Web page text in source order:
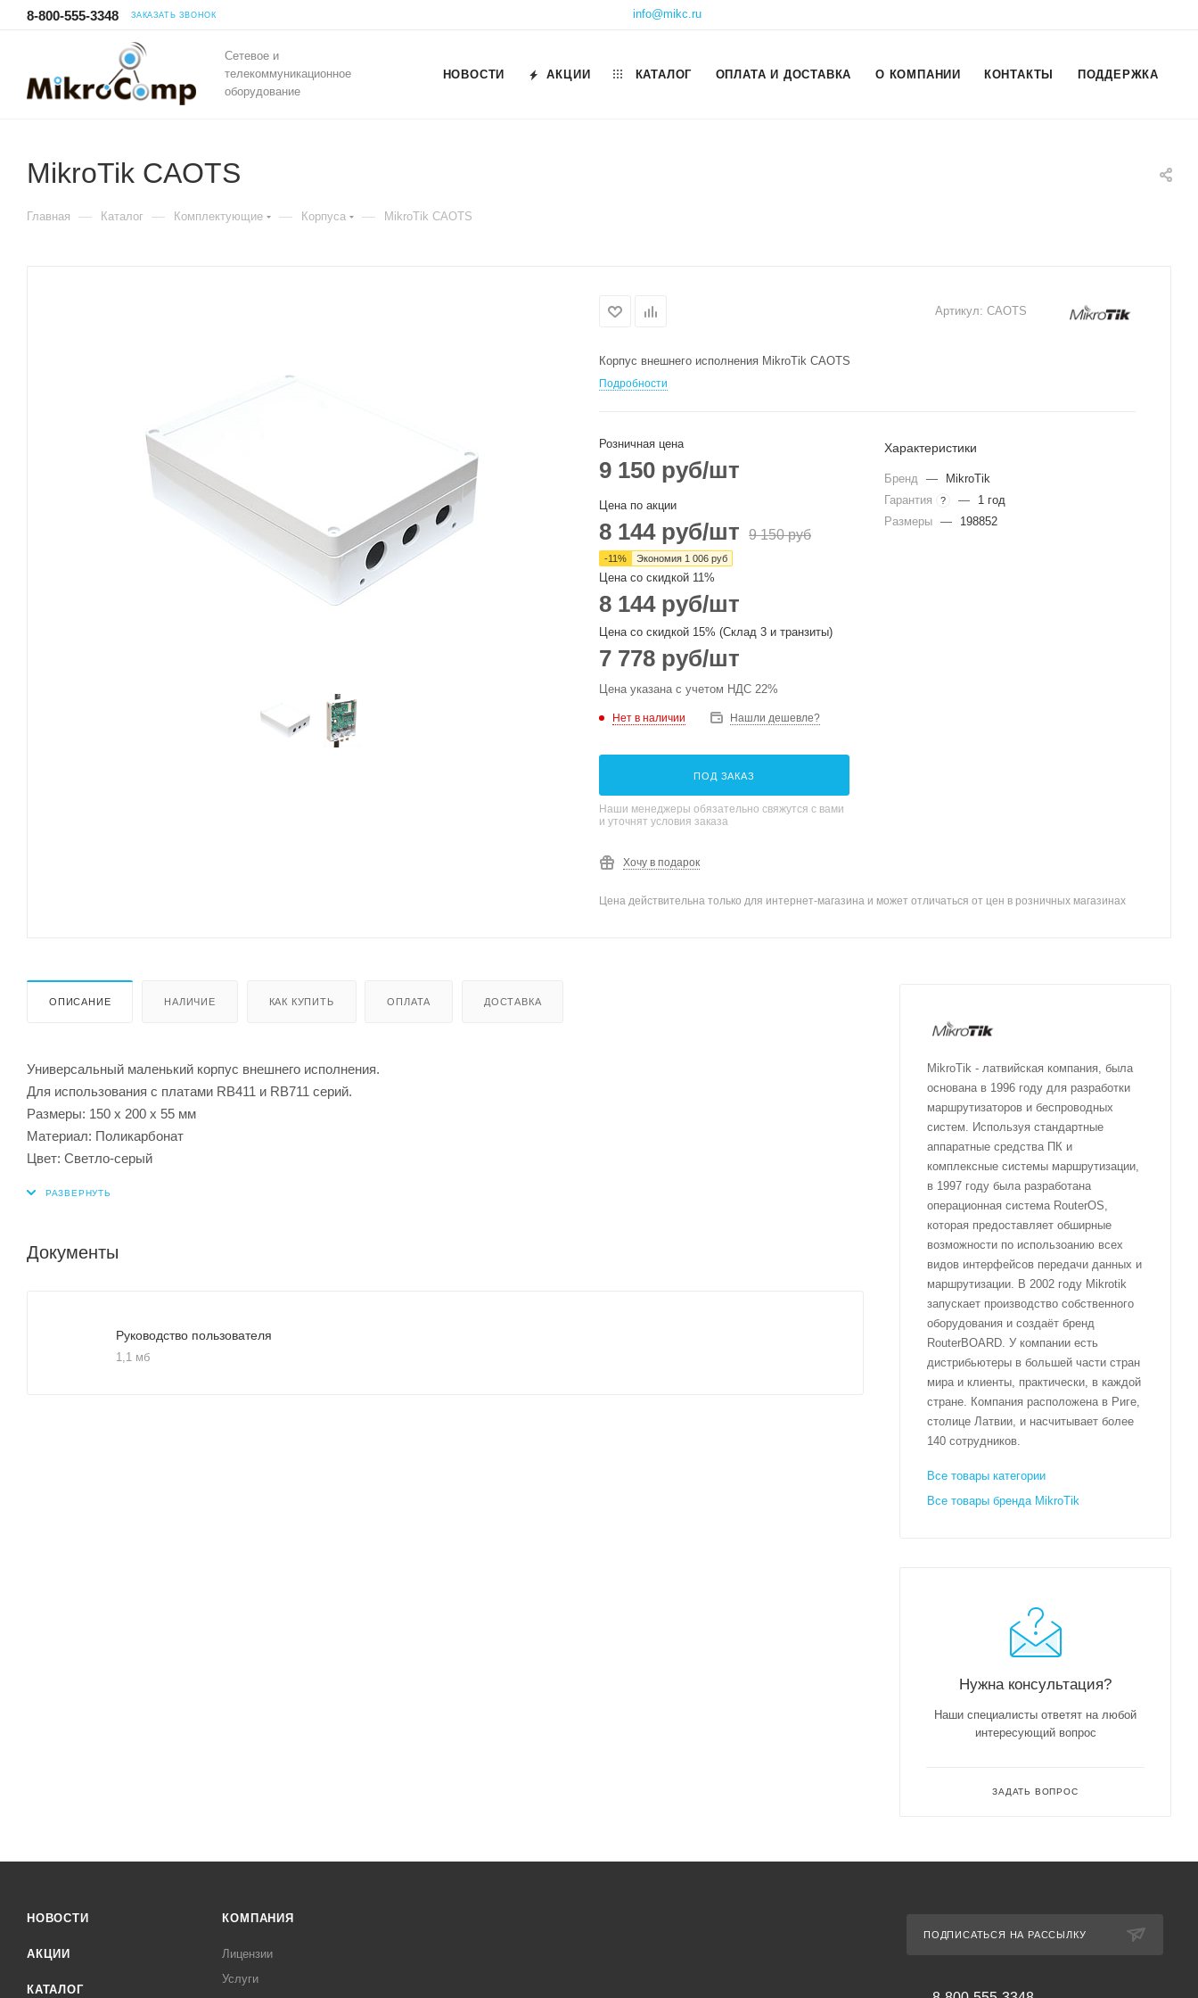
8-800-555-3348 ЗАКАЗАТЬ ЗВОНОК info@mikc.ru
Сетевое и
телекоммуникационное
оборудование
НОВОСТИ АКЦИИ КАТАЛОГ ОПЛАТА И ДОСТАВКА О КОМПАНИИ КОНТАКТЫ ПОДДЕРЖКА
MikroTik CAOTS
Главная — Каталог — Комплектующие — Корпуса — MikroTik CAOTS
Артикул: CAOTS
Корпус внешнего исполнения MikroTik CAOTS
Подробности
Розничная цена
9 150 руб/шт
Цена по акции
8 144руб/шт 9 150руб
-11% Экономия 1 006 руб
Цена со скидкой 11%
8 144руб/шт
Цена со скидкой 15% (Склад 3 и транзиты)
7 778 руб/шт
Цена указана с учетом НДС 22%
Нет в наличии Нашли дешевле?
ПОД ЗАКАЗ
Наши менеджеры обязательно свяжутся с вами
и уточнят условия заказа
Хочу в подарок
Характеристики
Бренд —
MikroTik
Гарантия
? —
1 год
Размеры — 198852
Цена действительна только для интернет-магазина и может отличаться от цен в розничных магазинах
ОПИСАНИЕ НАЛИЧИЕ КАК КУПИТЬ ОПЛАТА ДОСТАВКА
Универсальный маленький корпус внешнего исполнения.
Для использования с платами RB411 и RB711 серий.
Размеры: 150 x 200 x 55 мм
Материал: Поликарбонат
Цвет: Светло-серый
Документы
Руководство пользователя
1,1 мб
MikroTik - латвийская компания, была
основана в 1996 году для разработки
маршрутизаторов и беспроводных
систем. Используя стандартные
аппаратные средства ПК и
комплексные системы маршрутизации,
в 1997 году была разработана
операционная система RouterOS,
которая предоставляет обширные
возможности по использоанию всех
видов интерфейсов передачи данных и
маршрутизации. В 2002 году Mikrotik
запускает производство собственного
оборудования и создаёт бренд
RouterBOARD. У компании есть
дистрибьютеры в большей части стран
мира и клиенты, практически, в каждой
стране. Компания расположена в Риге,
столице Латвии, и насчитывает более
140 сотрудников.
Все товары категории
Все товары бренда MikroTik
Нужна консультация?
Наши специалисты ответят на любой
интересующий вопрос
ЗАДАТЬ ВОПРОС
НОВОСТИ
АКЦИИ
КАТАЛОГ
КОМПАНИЯ
Лицензии
Услуги
ПОДПИСАТЬСЯ НА РАССЫЛКУ